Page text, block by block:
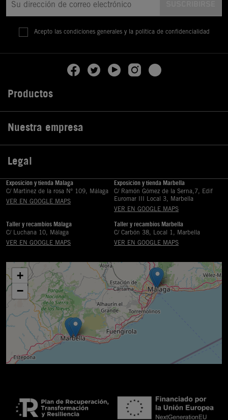
Acepto las condiciones generales y la política de confidencialidad
Productos
Nuestra empresa
Legal
Exposición y tienda Málaga
C/ Martinez de la rosa Nº 109, Málaga
VER EN GOOGLE MAPS
Exposición y tienda Marbella
C/ Ramón Gómez de la Serna,7, Edif
Euromar III Local 3, Marbella
VER EN GOOGLE MAPS
Taller y recambios Málaga
C/ Luchana 10, Málaga
VER EN GOOGLE MAPS
Taller y recambios Marbella
C/ Carbón 38, Local 1, Marbella
VER EN GOOGLE MAPS
+
−